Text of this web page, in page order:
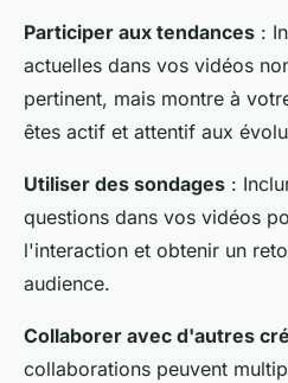
Participer aux tendances :
actuelles dans vos vidéos
pertinent, mais montre à
êtes actif et attentif aux
Utiliser des sondages :
questions dans vos vidéos
l'interaction et obtenir un
audience.
Collaborer avec d'autres
collaborations peuvent